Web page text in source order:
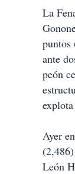
La
puntos
ante
peón
Ayer
León